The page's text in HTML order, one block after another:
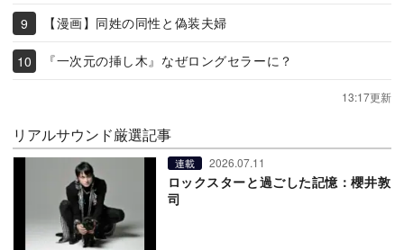
【漫画】同姓の同性と偽装夫婦
『一次元の挿し木』なぜロングセラーに？
13:17更新
リアルサウンド厳選記事
連載 2026.07.11
ロックスターと過ごした記憶：櫻井敦
司